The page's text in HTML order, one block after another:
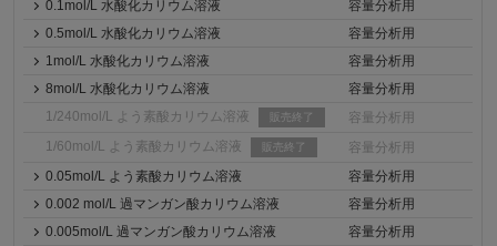
0.1mol/L 水酸化カリウム溶液
容量分析用
0.5mol/L 水酸化カリウム溶液
容量分析用
1mol/L 水酸化カリウム溶液
容量分析用
8mol/L 水酸化カリウム溶液
容量分析用
1/240mol/L よう素酸カリウム溶液
販売終了
容量分析用
1/60mol/L よう素酸カリウム溶液
販売終了
容量分析用
0.05mol/L よう素酸カリウム溶液
容量分析用
0.002 mol/L 過マンガン酸カリウム溶液
容量分析用
0.005mol/L 過マンガン酸カリウム溶液
容量分析用